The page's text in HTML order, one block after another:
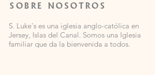
SOBRE NOSOTROS
S. Luke's es una iglesia anglo-católica en
Jersey, Islas del Canal. Somos una Iglesia
familiar que da la bienvenida a todos.